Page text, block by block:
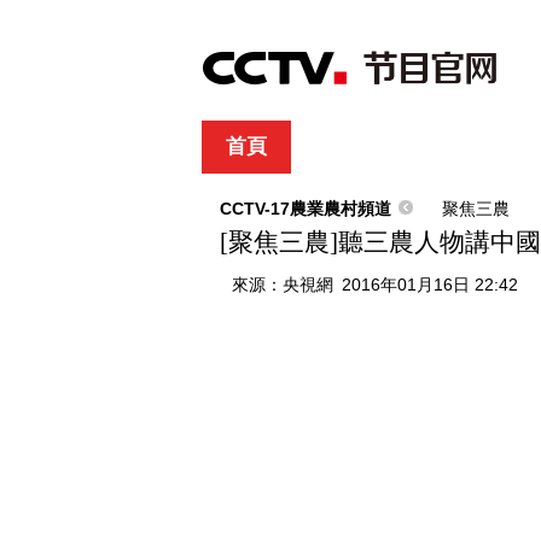
首頁
綜合 新聞 財經 綜藝 中文國際
CCTV-17農業農村頻道 聚焦三農
[聚焦三農]聽三農人物講中
來源： 央視網 2016年01月16日 22:42